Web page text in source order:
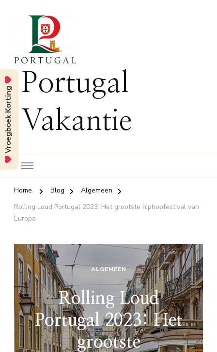
Portugal
Vakantie
Home Blog
Algemeen
Rolling Loud Portugal 2023: Het grootste hiphopfestival van
Europa
ALGEMEEN
Rolling Loud
Portugal 2023: Het
grootste
Vroegboek Korting